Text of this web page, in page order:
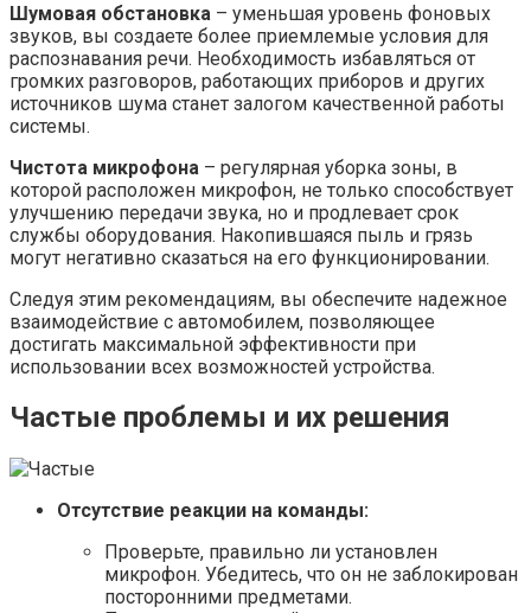
Шумовая обстановка – уменьшая уровень фоновых
звуков, вы создаете более приемлемые условия для
распознавания речи. Необходимость избавляться от
громких разговоров, работающих приборов и других
источников шума станет залогом качественной работы
системы.
Чистота микрофона – регулярная уборка зоны, в
которой расположен микрофон, не только способствует
улучшению передачи звука, но и продлевает срок
службы оборудования. Накопившаяся пыль и грязь
могут негативно сказаться на его функционировании.
Следуя этим рекомендациям, вы обеспечите надежное
взаимодействие с автомобилем, позволяющее
достигать максимальной эффективности при
использовании всех возможностей устройства.
Частые проблемы и их решения
Отсутствие реакции на команды:
Проверьте, правильно ли установлен
микрофон. Убедитесь, что он не заблокирован
посторонними предметами.